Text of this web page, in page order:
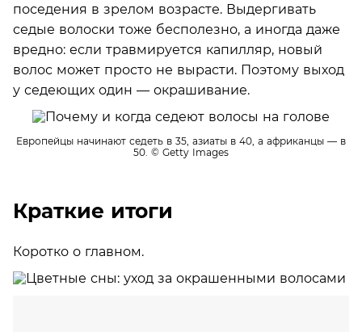
поседения в зрелом возрасте. Выдергивать
седые волоски тоже бесполезно, а иногда даже
вредно: если травмируется капилляр, новый
волос может просто не вырасти. Поэтому выход
у седеющих один — окрашивание.
Европейцы начинают седеть в 35, азиаты в 40, а африканцы — в
50. © Getty Images
Краткие итоги
Коротко о главном.